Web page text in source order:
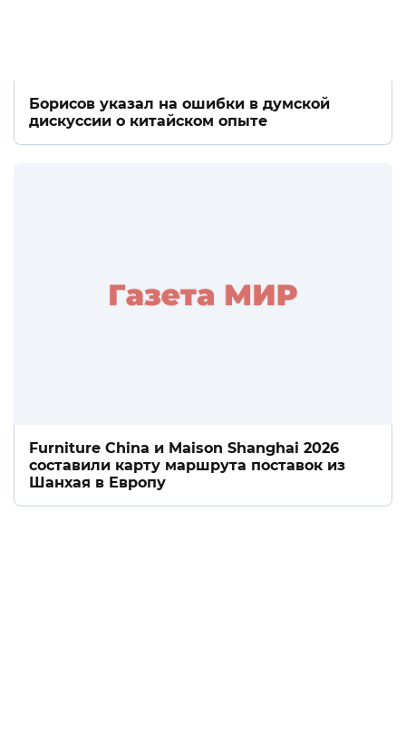
Борисов указал на ошибки в думской
дискуссии о китайском опыте
Furniture China и Maison Shanghai 2026
составили карту маршрута поставок из
Шанхая в Европу